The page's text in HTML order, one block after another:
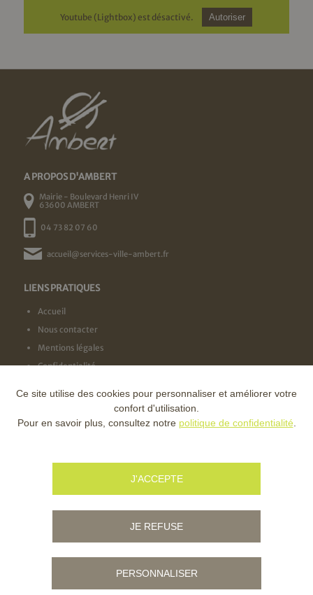
Youtube (Lightbox) est désactivé. Autoriser
A PROPOS D'AMBERT
Mairie - Boulevard Henri IV
63600 AMBERT
04 73 82 07 60
accueil@services-ville-ambert.fr
LIENS PRATIQUES
Accueil
Nous contacter
Mentions légales
Confidentialité
NOS LABELS
Ce site utilise des cookies pour personnaliser et améliorer votre
confort d'utilisation.
Pour en savoir plus, consultez notre politique de confidentialité
J'ACCEPTE
JE REFUSE
PERSONNALISER